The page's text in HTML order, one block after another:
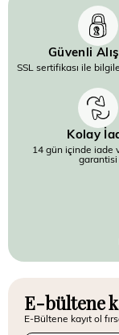
Güvenli
SSL sertifikası ile
Kolay
14 gün içinde iade
garantisi
E-bültene
E-Bültene kayıt ol